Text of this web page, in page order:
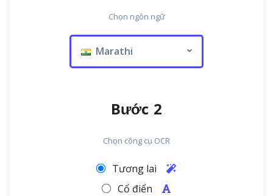
Chọn ngôn ngữ
Marathi
Bước 2
Chọn công cụ OCR
Tương lai
Cổ điển